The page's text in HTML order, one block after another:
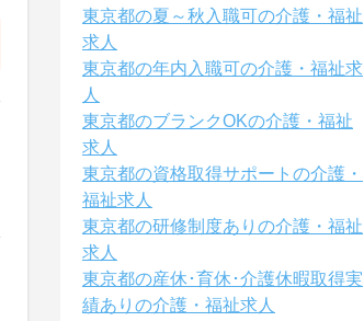
東京都の夏～秋入職可の介護・福祉
求人
東京都の年内入職可の介護・福祉求
人
東京都のブランクOKの介護・福祉
求人
東京都の資格取得サポートの介護・
福祉求人
東京都の研修制度ありの介護・福祉
求人
東京都の産休･育休･介護休暇取得実
績ありの介護・福祉求人